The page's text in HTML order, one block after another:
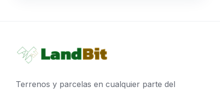
Terrenos y parcelas en cualquier parte del